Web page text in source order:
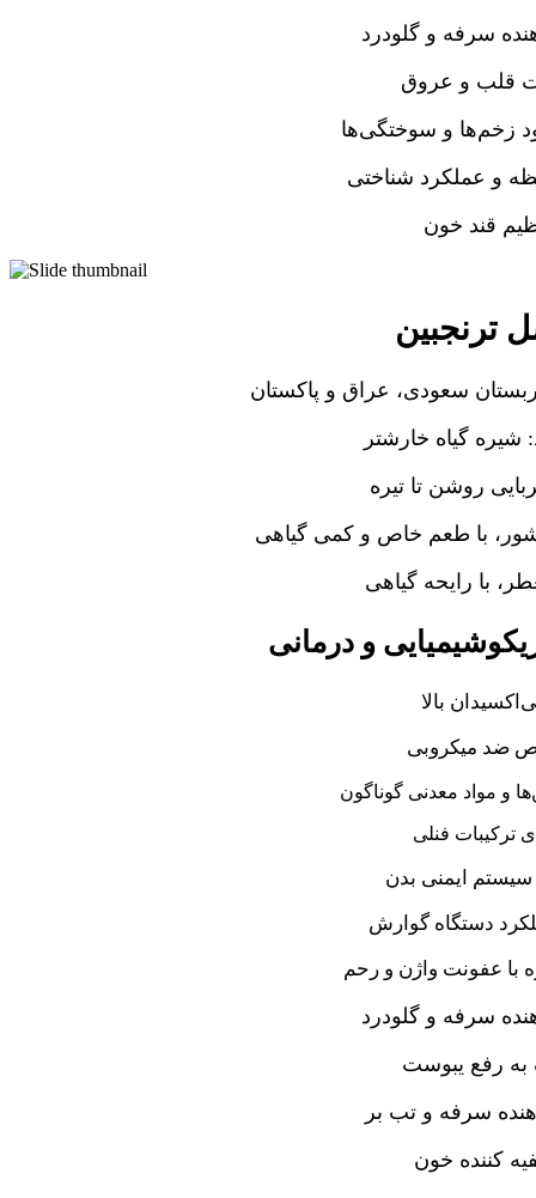
سرفه و گلودرد
قلب و عروق
زخم‌ها و سوختگی‌ها
و عملکرد شناختی
قند خون
ترنجبین
سعودی، عراق و پاکستان
شیره گیاه خارشتر
روشن تا تیره
با طعم خاص و کمی گیاهی
با رایحه گیاهی
و درمانی
بالا
ضد میکروبی
و مواد معدنی گوناگون
ترکیبات فنلی
ایمنی بدن
دستگاه گوارش
با عفونت واژن و رحم
سرفه و گلودرد
رفع یبوست
سرفه و تب بر
کننده خون